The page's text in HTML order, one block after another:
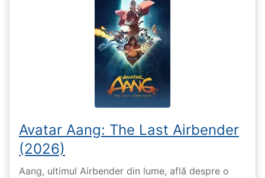
Avatar Aang: The Last Airbender
(2026)
Aang, ultimul Airbender din lume, află despre o